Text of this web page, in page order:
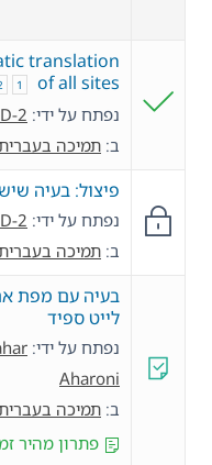
translation
of all sites
1
נפתח על ידי: 2
ב: תמיכה בעברית
פיצול: בעיה
נפתח על ידי: 2
ב: תמיכה בעברית
בעיה עם מפת
לייט ספיד
נפתח על ידי:
Aharoni
ב: תמיכה בעברית
פתרון מהיר